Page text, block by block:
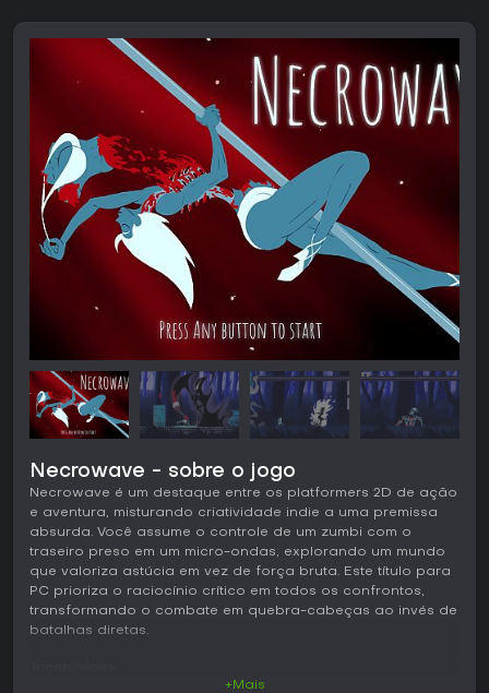
Necrowave - sobre o jogo
Necrowave é um destaque entre os platformers 2D de ação
e aventura, misturando criatividade indie a uma premissa
absurda. Você assume o controle de um zumbi com o
traseiro preso em um micro-ondas, explorando um mundo
que valoriza astúcia em vez de força bruta. Este título para
PC prioriza o raciocínio crítico em todos os confrontos,
transformando o combate em quebra-cabeças ao invés de
batalhas diretas.
+Mais